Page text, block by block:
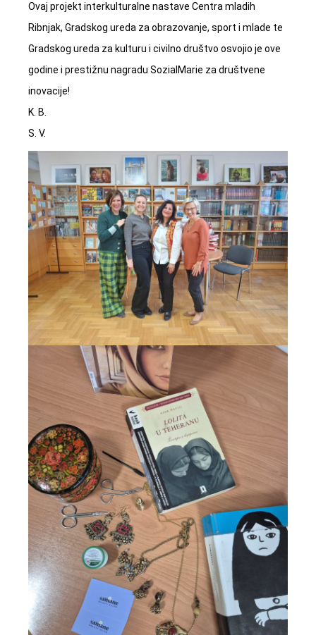
Ovaj projekt interkulturalne nastave Centra mladih
Ribnjak, Gradskog ureda za obrazovanje, sport i mlade te
Gradskog ureda za kulturu i civilno društvo osvojio je ove
godine i prestižnu nagradu SozialMarie za društvene
inovacije!
K. B.
S. V.